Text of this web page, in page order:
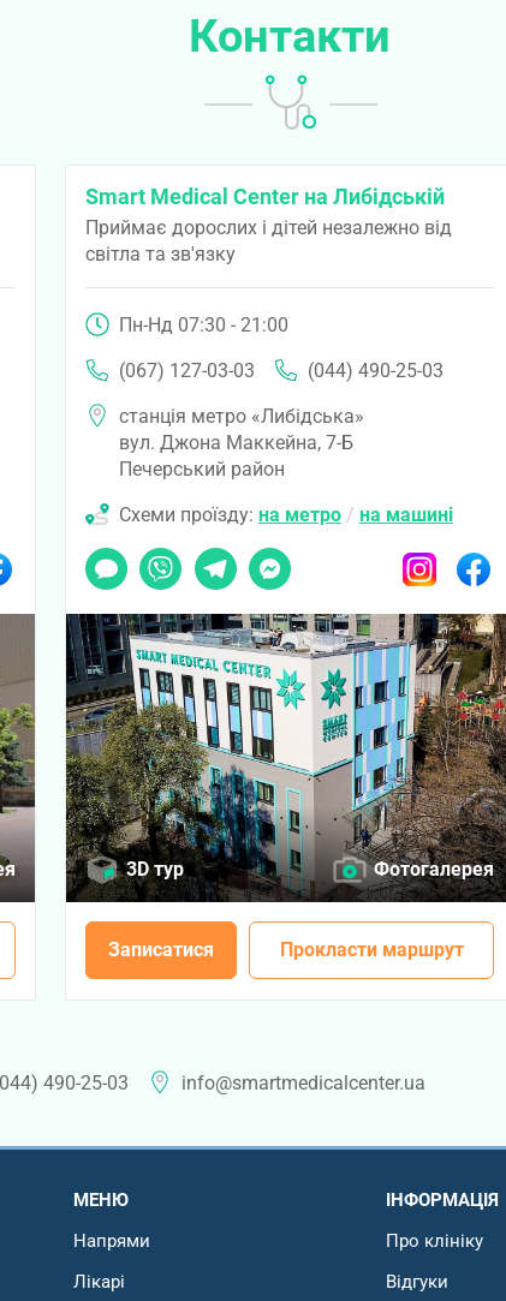
Контакти
Smart Medical Center на Либідській
Приймає дорослих і дітей незалежно від
світла та зв'язку
Пн-Нд 07:30 - 21:00
(067) 127-03-03
(044) 490-25-03
станція метро «Либідська»
вул. Джона Маккейна, 7-Б
Печерський район
Схеми проїзду: на метро/ на машині
Чат Viber TelegramMessenger Instagram
3D тур Фотогалерея
Записатися Прокласти маршрут
490-25-03 info@smartmedicalcenter.ua
МЕНЮ
Напрями
Лікарі
ІНФОРМАЦІЯ
Про клініку
Відгуки